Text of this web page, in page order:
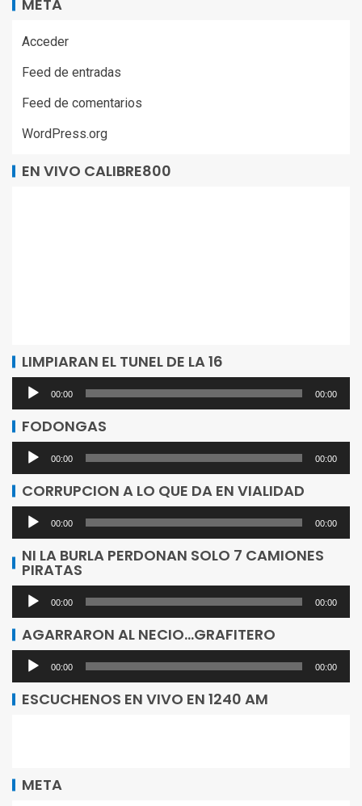
META
Acceder
Feed de entradas
Feed de comentarios
WordPress.org
EN VIVO CALIBRE800
LIMPIARAN EL TUNEL DE LA 16
Reproductor
de
audio
00:00 00:00
FODONGAS
Reproductor
de
audio
00:00 00:00
CORRUPCION A LO QUE DA EN VIALIDAD
Reproductor
de
audio
00:00 00:00
NI LA BURLA PERDONAN SOLO 7 CAMIONES
PIRATAS
Reproductor
de
audio
00:00 00:00
AGARRARON AL NECIO…GRAFITERO
Reproductor
de
00:00 00:00
ESCUCHENOS EN VIVO EN 1240 AM
META